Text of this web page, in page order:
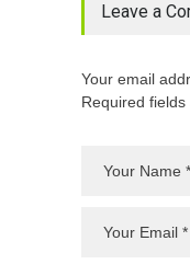
Leave a
Your email
Required